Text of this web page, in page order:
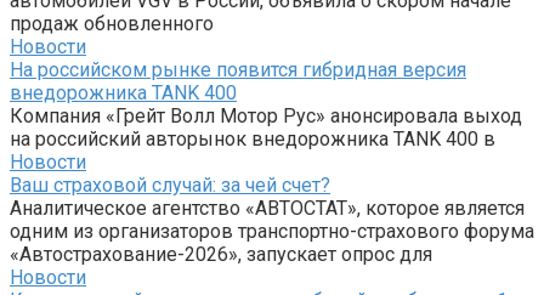
продаж обновленного
Новости
На российском рынке появится гибридная версия
внедорожника TANK 400
Компания «Грейт Волл Мотор Рус» анонсировала выход
на российский авторынок внедорожника TANK 400 в
Новости
Ваш страховой случай: за чей счет?
Аналитическое агентство «АВТОСТАТ», которое является
одним из организаторов транспортно-страхового форума
«Автострахование-2026», запускает опрос для
Новости